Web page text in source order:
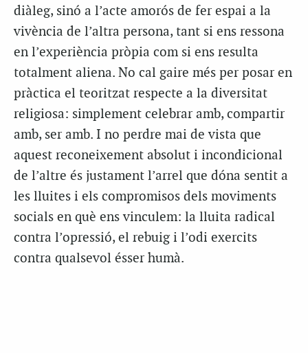
diàleg, sinó a l’acte amorós de fer espai a la
vivència de l’altra persona, tant si ens ressona
en l’experiència pròpia com si ens resulta
totalment aliena. No cal gaire més per posar en
pràctica el teoritzat respecte a la diversitat
religiosa: simplement celebrar amb, compartir
amb, ser amb. I no perdre mai de vista que
aquest reconeixement absolut i incondicional
de l’altre és justament l’arrel que dóna sentit a
les lluites i els compromisos dels moviments
socials en què ens vinculem: la lluita radical
contra l’opressió, el rebuig i l’odi exercits
contra qualsevol ésser humà.